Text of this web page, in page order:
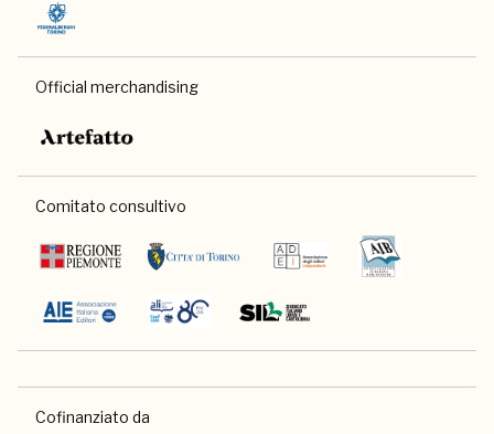
Official merchandising
Comitato consultivo
Cofinanziato da